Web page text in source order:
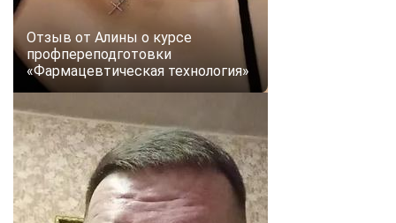
Отзыв от Алины о курсе
профпереподготовки
«Фармацевтическая технология»
Свяжитесь с нами через любой удобный мессенджер!
Telegram WhatsApp
Max